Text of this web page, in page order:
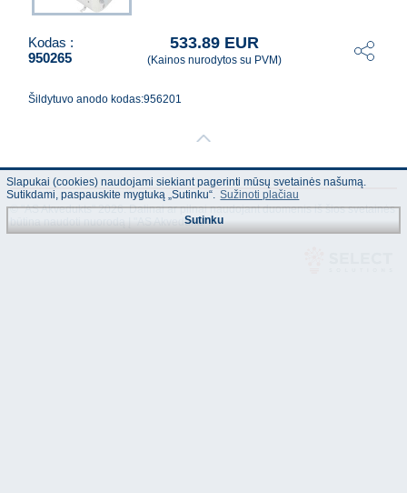
Kodas :
950265
533.89 EUR
(Kainos nurodytos su PVM)
Šildytuvo anodo kodas:956201
© "AS Akvedukts" 2026. Dalinai ar pilnai naudojant duomenis iš šios svetainės
būtina naudoti nuorodą Į "AS Akvedukts"!
Slapukai (cookies) naudojami siekiant pagerinti mūsų svetainės našumą.
Sutikdami, paspauskite mygtuką „Sutinku“. Sužinoti plačiau
Sutinku